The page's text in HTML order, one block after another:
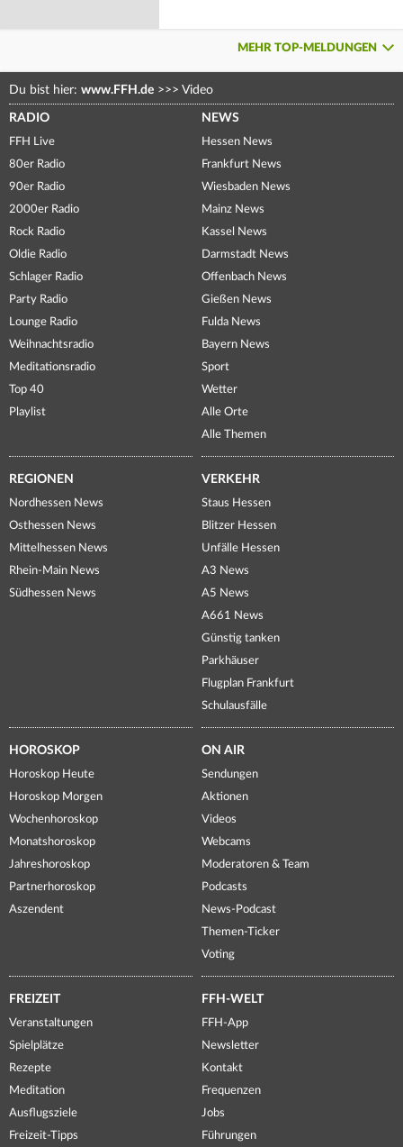
MEHR TOP-MELDUNGEN
Du bist hier: www.FFH.de >>> Video
RADIO
FFH Live
80er Radio
90er Radio
2000er Radio
Rock Radio
Oldie Radio
Schlager Radio
Party Radio
Lounge Radio
Weihnachtsradio
Meditationsradio
Top 40
Playlist
NEWS
Hessen News
Frankfurt News
Wiesbaden News
Mainz News
Kassel News
Darmstadt News
Offenbach News
Gießen News
Fulda News
Bayern News
Sport
Wetter
Alle Orte
Alle Themen
REGIONEN
Nordhessen News
Osthessen News
Mittelhessen News
Rhein-Main News
Südhessen News
VERKEHR
Staus Hessen
Blitzer Hessen
Unfälle Hessen
A3 News
A5 News
A661 News
Günstig tanken
Parkhäuser
Flugplan Frankfurt
Schulausfälle
HOROSKOP
Horoskop Heute
Horoskop Morgen
Wochenhoroskop
Monatshoroskop
Jahreshoroskop
Partnerhoroskop
Aszendent
ON AIR
Sendungen
Aktionen
Videos
Webcams
Moderatoren & Team
Podcasts
News-Podcast
Themen-Ticker
Voting
FREIZEIT
Veranstaltungen
Spielplätze
Rezepte
Meditation
Ausflugsziele
Freizeit-Tipps
FFH-WELT
FFH-App
Newsletter
Kontakt
Frequenzen
Jobs
Führungen